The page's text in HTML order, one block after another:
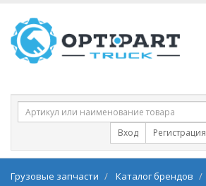
Вход Регистрация
Грузовые запчасти Каталог брендов